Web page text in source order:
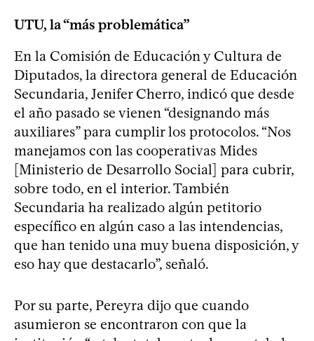
UTU, la “más problemática”
En la Comisión de Educación y Cultura de
Diputados, la directora general de Educación
Secundaria, Jenifer Cherro, indicó que desde
el año pasado se vienen “designando más
auxiliares” para cumplir los protocolos. “Nos
manejamos con las cooperativas Mides
[Ministerio de Desarrollo Social] para cubrir,
sobre todo, en el interior. También
Secundaria ha realizado algún petitorio
específico en algún caso a las intendencias,
que han tenido una muy buena disposición, y
eso hay que destacarlo”, señaló.
Por su parte, Pereyra dijo que cuando
asumieron se encontraron con que la